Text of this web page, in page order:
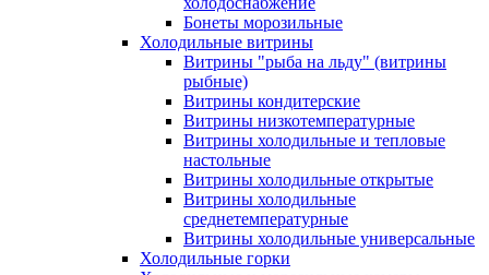
Бонеты морозильные
Холодильные витрины
Витрины "рыба на льду" (витрины
рыбные)
Витрины кондитерские
Витрины низкотемпературные
Витрины холодильные и тепловые
настольные
Витрины холодильные открытые
Витрины холодильные
среднетемпературные
Витрины холодильные универсальные
Холодильные горки